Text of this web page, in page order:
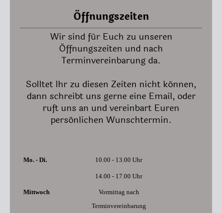
Öffnungszeiten
Wir sind für Euch zu unseren
Öffnungszeiten und nach
Terminvereinbarung da.
Solltet Ihr zu diesen Zeiten nicht können,
dann schreibt uns gerne eine Email, oder
ruft uns an und vereinbart Euren
persönlichen Wunschtermin.
Mo. - Di. 10.00 - 13.00 Uhr
14.00 - 17.00 Uhr
Mittwoch
Vormittag nach
Terminvereinbarung